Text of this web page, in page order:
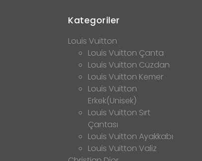
Kategoriler
Louis Vuitton
Louis Vuitton Çanta
Louis Vuitton Cüzdan
Louis Vuitton Kemer
Louis Vuitton
Erkek(Unisek)
Louis Vuitton Sırt
Çantası
Louis Vuitton Ayakkabı
Louis Vuitton Valiz